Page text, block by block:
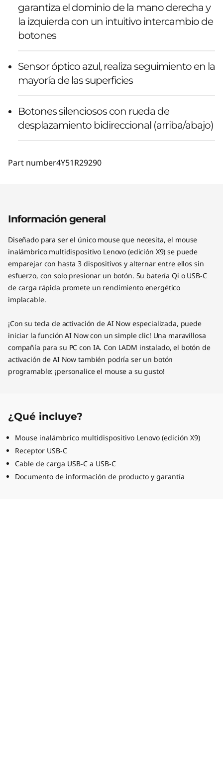
garantiza el dominio de la mano derecha y
la izquierda con un intuitivo intercambio de
botones
Sensor óptico azul, realiza seguimiento en la
mayoría de las superficies
Botones silenciosos con rueda de
desplazamiento bidireccional (arriba/abajo)
Part number4Y51R29290
Información general
Diseñado para ser el único mouse que necesita, el mouse
inalámbrico multidispositivo Lenovo (edición X9) se puede
emparejar con hasta 3 dispositivos y alternar entre ellos sin
esfuerzo, con solo presionar un botón. Su batería Qi o USB-C
de carga rápida promete un rendimiento energético
implacable.
¡Con su tecla de activación de AI Now especializada, puede
iniciar la función AI Now con un simple clic! Una maravillosa
compañía para su PC con IA. Con LADM instalado, el botón de
activación de AI Now también podría ser un botón
programable: ¡personalice el mouse a su gusto!
¿Qué incluye?
Mouse inalámbrico multidispositivo Lenovo (edición X9)
Receptor USB-C
Cable de carga USB-C a USB-C
Documento de información de producto y garantía